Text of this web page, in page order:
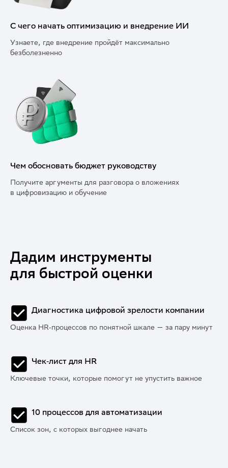
С чего начать оптимизацию и внедрение ИИ
Узнаете, где внедрение пройдёт максимально
безболезненно
Чем обосновать бюджет руководству
Получите аргументы для разговора о вложениях
в цифровизацию и обучение
Дадим инструменты
для быстрой оценки
Диагностика цифровой зрелости компании
Оценка HR‑процессов по понятной шкале — за пару минут
Чек‑лист для HR
Ключевые точки, которые помогут не упустить важное
10 процессов для автоматизации
Список зон, с которых выгоднее начать